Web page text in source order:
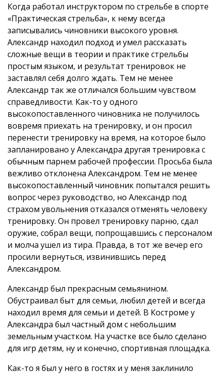
Когда работал инструктором по стрельбе в спорте
«Практическая стрельба», к нему всегда
записывались чиновники высокого уровня.
Александр находил подход и умел рассказать
сложные вещи в теории и практике стрельбы
простым языком, и результат тренировок не
заставлял себя долго ждать. Тем не менее
Александр так же отличался большим чувством
справедливости. Как-то у одного
высокопоставленного чиновника не получилось
вовремя приехать на тренировку, и он просил
перенести тренировку на время, на которое было
запланировано у Александра другая тренировка с
обычным парнем рабочей профессии. Просьба была
вежливо отклонена Александром. Тем не менее
высокопоставленный чиновник попытался решить
вопрос через руководство, но Александр под
страхом увольнения отказался отменять человеку
тренировку. Он провел тренировку парню, сдал
оружие, собрал вещи, попрощавшись с персоналом
и молча ушел из тира. Правда, в тот же вечер его
просили вернуться, извинившись перед
Александром.
Александр был прекрасным семьянином.
Обустраивал быт для семьи, любил детей и всегда
находил время для семьи и детей. В Костроме у
Александра был частный дом с небольшим
земельным участком. На участке все было сделано
для игр детям, ну и конечно, спортивная площадка.
Как-то я был у него в гостях и у меня заклинило